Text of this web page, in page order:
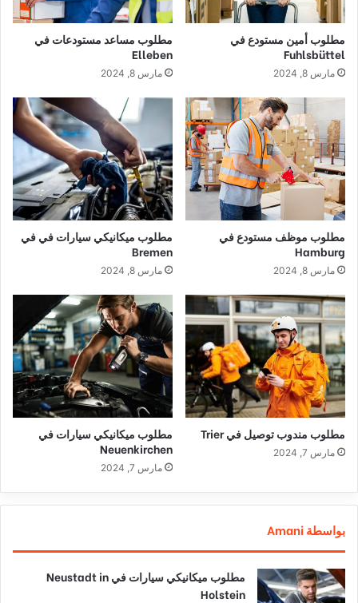
مطلوب أمين مستودع في
Fuhlsbüttel
مارس 8, 2024
مطلوب مساعد مستودعات في
Elleben
مارس 8, 2024
مطلوب موظف مستودع في
Hamburg
مارس 8, 2024
مطلوب ميكانيكي سيارات في في
Bremen
مارس 8, 2024
مطلوب مندوب توصيل في Trier
مارس 7, 2024
مطلوب ميكانيكي سيارات في
Neuenkirchen
مارس 7, 2024
بواسطة Amani
مطلوب ميكانيكي سيارات في Neustadt in
Holstein